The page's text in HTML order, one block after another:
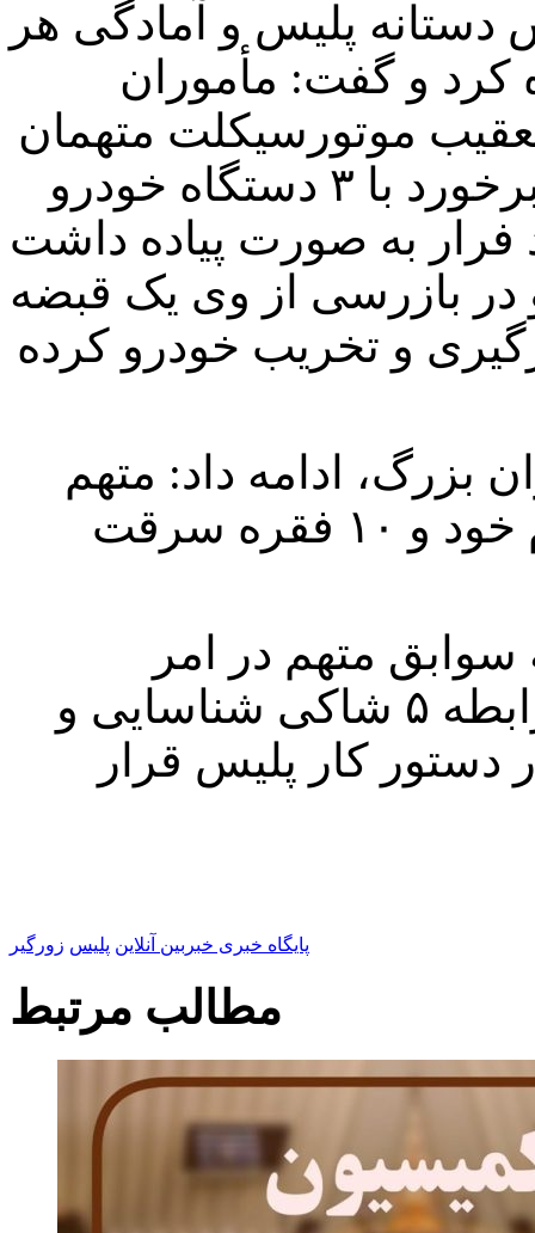
دستانه پلیس و آمادگی هر
کرد و گفت: مأموران
موتورسیکلت متهمان
پرداختند که موتورسیکلت پس از برخورد با ۳ دستگاه خودرو
به صورت پیاده داشت
و در بازرسی از وی یک قبضه
و تخریب خودرو کرده
بزرگ، ادامه داد: متهم
۳۲ ساله در تحقیقات اولیه به جرم خود و ۱۰ فقره سرقت
متهم در امر
سرقت، خاطرنشان کرد: در این رابطه ۵ شاکی شناسایی و
کار پلیس قرار
پایگاه خبری خبربین آنلاین پلیس زورگیر
مطالب مرتبط